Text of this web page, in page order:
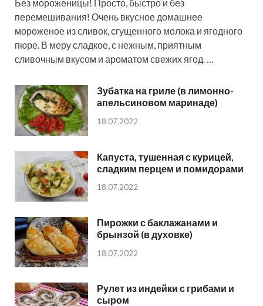
Без мороженицы! Просто, быстро и без
перемешивания! Очень вкусное домашнее
мороженое из сливок, сгущенного молока и ягодного
пюре. В меру сладкое, с нежным, приятным
сливочным вкусом и ароматом свежих ягод. …
Зубатка на гриле (в лимонно-
апельсиновом маринаде)
18.07.2022
Капуста, тушенная с курицей,
сладким перцем и помидорами
18.07.2022
Пирожки с баклажанами и
брынзой (в духовке)
18.07.2022
Рулет из индейки с грибами и
сыром